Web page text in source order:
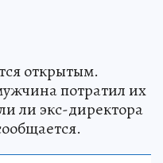
открытым.
потратил их
ли экс-директора